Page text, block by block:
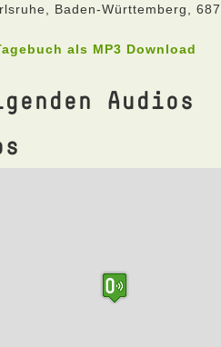
Baden-Württemberg,
als MP3 Download
Audios